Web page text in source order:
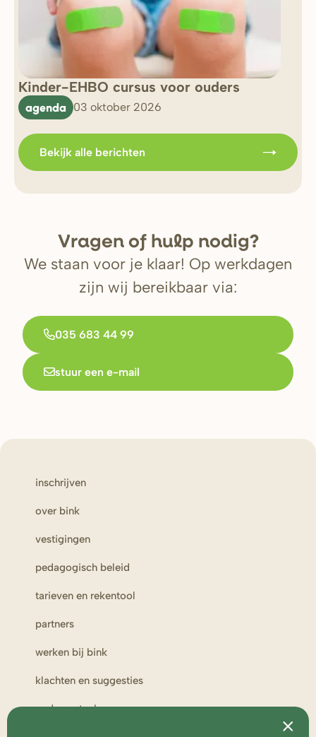
Kinder-EHBO cursus voor ouders
agenda 03 oktober 2026
Bekijk alle berichten
Vragen of hulp nodig?
We staan voor je klaar! Op werkdagen
zijn wij bereikbaar via:
035 683 44 99
stuur een e-mail
inschrijven
over bink
vestigingen
pedagogisch beleid
tarieven en rekentool
partners
werken bij bink
klachten en suggesties
ouderportaal